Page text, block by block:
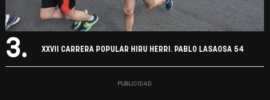
3. XXVII CARRERA POPULAR HIRU HERRI. PABLO LASAOSA 54